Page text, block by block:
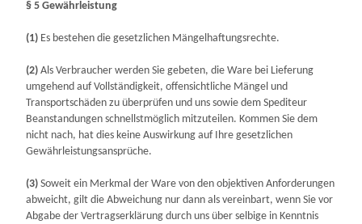
§ 5 Gewährleistung
(1) Es bestehen die gesetzlichen Mängelhaftungsrechte.
(2) Als Verbraucher werden Sie gebeten, die Ware bei Lieferung
umgehend auf Vollständigkeit, offensichtliche Mängel und
Transportschäden zu überprüfen und uns sowie dem Spediteur
Beanstandungen schnellstmöglich mitzuteilen. Kommen Sie dem
nicht nach, hat dies keine Auswirkung auf Ihre gesetzlichen
Gewährleistungsansprüche.
(3) Soweit ein Merkmal der Ware von den objektiven Anforderungen
abweicht, gilt die Abweichung nur dann als vereinbart, wenn Sie vor
Abgabe der Vertragserklärung durch uns über selbige in Kenntnis